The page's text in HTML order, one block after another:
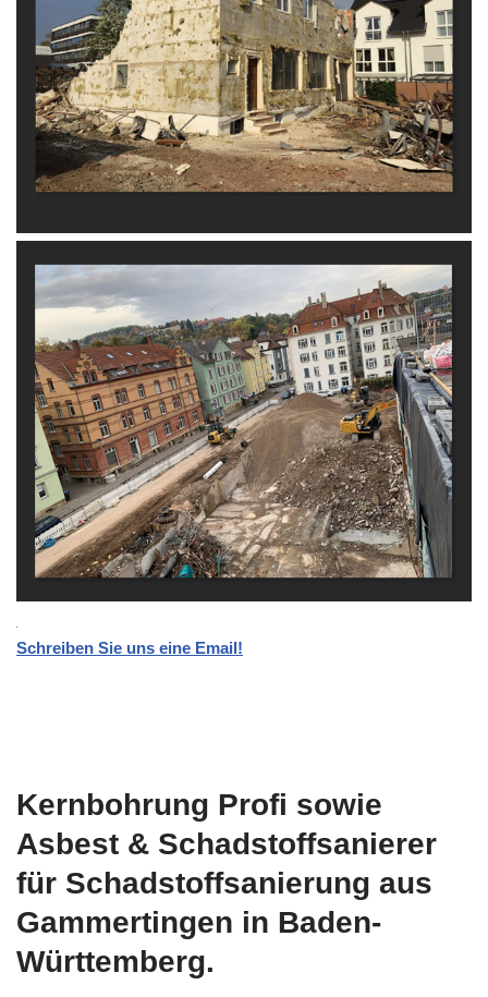
Schreiben Sie uns eine Email!
Kernbohrung Profi sowie
Asbest & Schadstoffsanierer
für Schadstoffsanierung aus
Gammertingen in Baden-
Württemberg.